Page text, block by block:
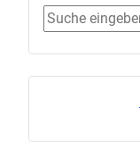
Suchen ...